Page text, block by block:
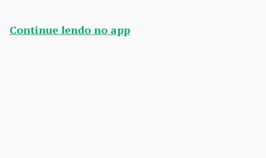
Continue lendo no app